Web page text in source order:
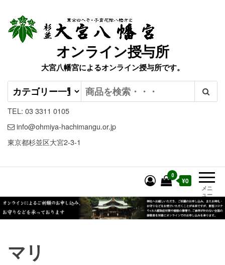
オンライン授与所
大宮八幡宮によるオンライン授与所です。
TEL: 03 3311 0105
info@ohmiya-hachimangu.or.jp
東京都杉並区大宮2-3-1
メニ
ュー
0
¥0
マリ